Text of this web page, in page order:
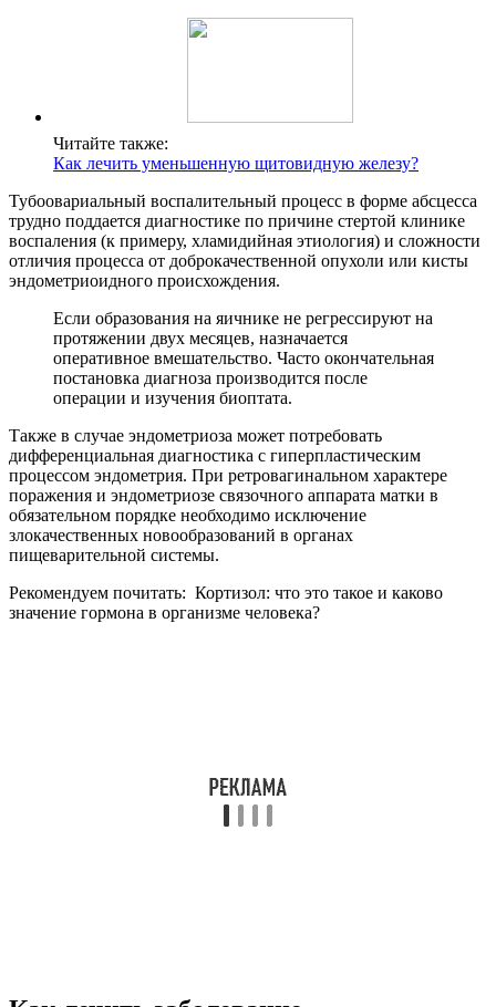
Читайте также:
Как лечить уменьшенную щитовидную железу?
Тубоовариальный воспалительный процесс в форме абсцесса
трудно поддается диагностике по причине стертой клинике
воспаления (к примеру, хламидийная этиология) и сложности
отличия процесса от доброкачественной опухоли или кисты
эндометриоидного происхождения.
Если образования на яичнике не регрессируют на
протяжении двух месяцев, назначается
оперативное вмешательство. Часто окончательная
постановка диагноза производится после
операции и изучения биоптата.
Также в случае эндометриоза может потребовать
дифференциальная диагностика с гиперпластическим
процессом эндометрия. При ретровагинальном характере
поражения и эндометриозе связочного аппарата матки в
обязательном порядке необходимо исключение
злокачественных новообразований в органах
пищеварительной системы.
Рекомендуем почитать: Кортизол: что это такое и каково
значение гормона в организме человека?
локализации очагов, наличия других заболеваний, общей
симптоматики, возраста и желания иметь детей в будущем.
Дополнение курса народными средствами во многих случаях